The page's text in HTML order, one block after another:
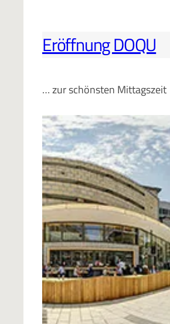
Eröffnung DOQU
… zur schönsten Mittagszeit